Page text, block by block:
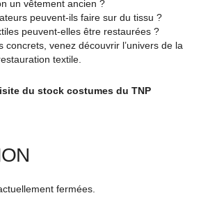
un vêtement ancien ?
peuvent-ils faire sur du tissu ?
peuvent-elles être restaurées ?
concrets, venez découvrir l’univers de la
textile.
du stock costumes du TNP
fermées.